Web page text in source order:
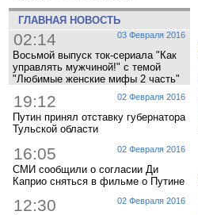
ГЛАВНАЯ НОВОСТЬ
03 Февраля 2016
02:14
Восьмой выпуск ток-сериала "Как
управлять мужчиной!" с темой
"Любимые женские мифы 2 часть"
02 Февраля 2016
19:12
Путин принял отставку губернатора
Тульской области
02 Февраля 2016
16:05
СМИ сообщили о согласии Ди
Каприо сняться в фильме о Путине
02 Февраля 2016
12:30